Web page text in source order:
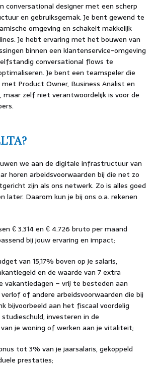
conversational designer met een scherp
en gebruiksgemak. Je bent gewend te
omgeving en schakelt makkelijk
Je hebt ervaring met het bouwen van
binnen een klantenservice-omgeving
conversational flows te
Je bent een teamspeler die
Product Owner, Business Analist en
maar zelf niet verantwoordelijk is voor de
we aan de digitale infrastructuur van
horen arbeidsvoorwaarden bij die net zo
zijn als ons netwerk. Zo is alles goed
later. Daarom kun je bij ons o.a. rekenen
€ 3.314 en € 4.726 bruto per maand
bij jouw ervaring en impact;
van 15,17% boven op je salaris,
en de waarde van 7 extra
vakantiedagen – vrij te besteden aan
of andere arbeidsvoorwaarden die bij
bijvoorbeeld aan het fiscaal voordelig
investeren in de
je woning of werken aan je vitaliteit;
tot 3% van je jaarsalaris, gekoppeld
prestaties;